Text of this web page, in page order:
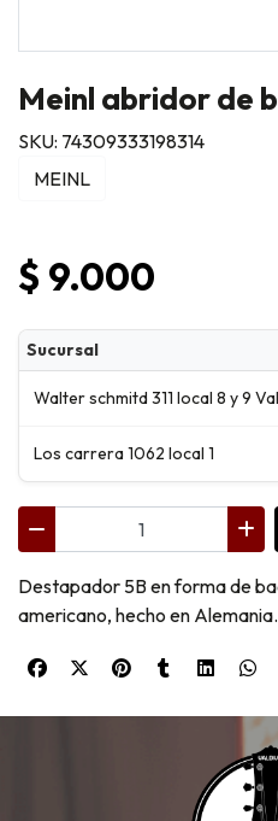
Meinl abridor de
SKU: 74309333198314
MEINL
$ 9.000
Sucursal
Walter schmitd 311 local 8 y 9
Los carrera 1062 local 1
Destapador 5B en forma de
americano, hecho en Alemania.